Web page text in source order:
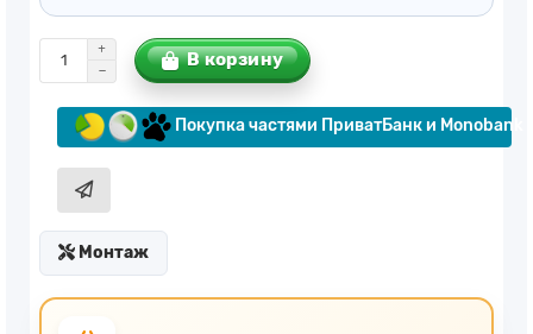
В корзину
Покупка частями ПриватБанк и Monobank
Монтаж